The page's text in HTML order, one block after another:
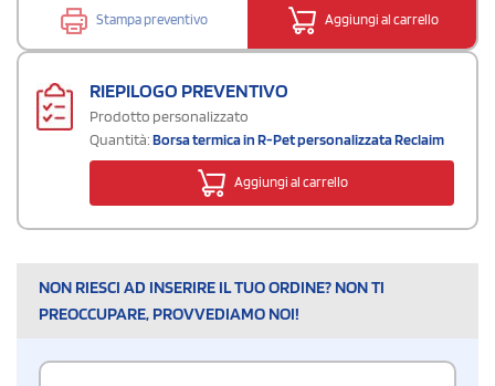
Stampa preventivo Aggiungi al carrello
RIEPILOGO PREVENTIVO
Prodotto personalizzato
Quantità:Borsa termica in R-Pet personalizzata Reclaim
Aggiungi al carrello
NON RIESCI AD INSERIRE IL TUO ORDINE? NON TI
PREOCCUPARE, PROVVEDIAMO NOI!